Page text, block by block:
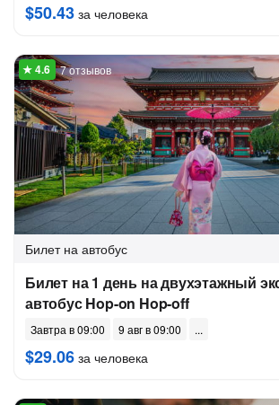
$50.43 за человека
7 отзывов
Билет на автобус
Билет на 1 день на двухэтажный
автобус Hop-on Hop-off
Завтра в 09:00 9 авг в 09:00
$29.06 за человека